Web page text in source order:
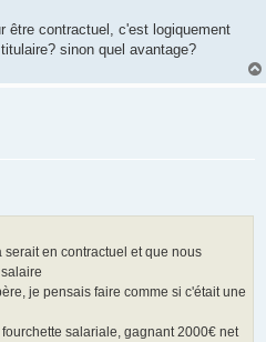
être contractuel, c'est logiquement
sinon quel avantage?
en contractuel et que nous
je pensais faire comme si c'était une
salariale, gagnant 2000€ net